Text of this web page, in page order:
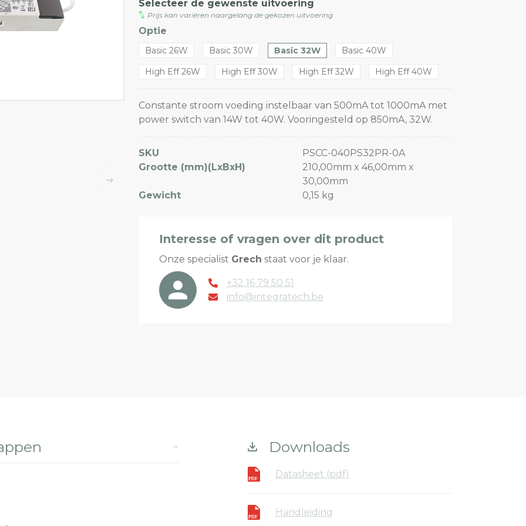
Selecteer de gewenste uitvoering
Prijs kan variëren naargelang de gekozen uitvoering
Optie
Basic 26W Basic 30W Basic 32W
Basic 40W
High Eff 26W
High Eff 30W High Eff 32W High Eff 40W
Constante stroom voeding instelbaar van 500mA tot 1000mA met
power switch van 14W tot 40W. Vooringesteld op 850mA, 32W.
SKU
PSCC-040PS32PR-0A
Grootte (mm)(LxBxH)
210,00mm x 46,00mm x
30,00mm
Gewicht
0,15 kg
Interesse of vragen over dit product
Onze specialist Grech staat voor je klaar.
+32 16 79 50 51
info@integratech.be
Downloads
Datasheet (pdf)
Handleiding